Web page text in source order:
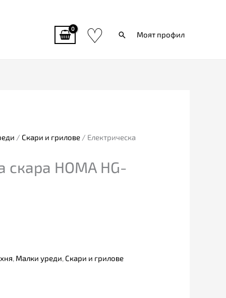
♡ ТърсиМоят профил
/ Скари и грилове / Електрическа
скара HOMA HG-
Малки уреди Скари и грилове